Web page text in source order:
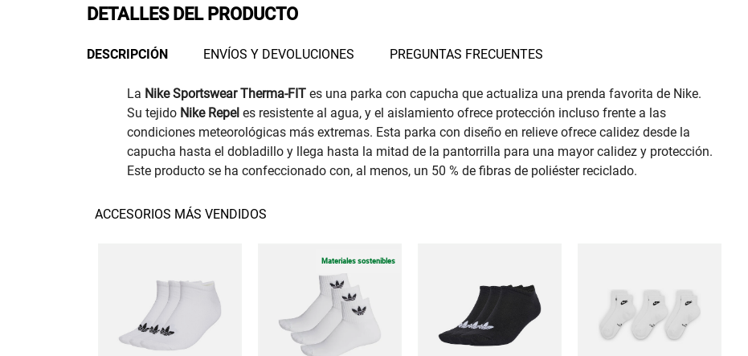
DETALLES DEL PRODUCTO
DESCRIPCIÓN ENVÍOS Y DEVOLUCIONES PREGUNTAS FRECUENTES
La Nike Sportswear Therma-FITes una parka con capucha que actualiza una prenda favorita de Nike.
Su tejidoNike Repel es resistente al agua, y el aislamiento ofrece protección incluso frente a las
condiciones meteorológicas más extremas. Esta parka con diseño en relieve ofrece calidez desde la
capucha hasta el dobladillo y llega hasta la mitad de la pantorrilla para una mayor calidez y protección.
Este producto se ha confeccionado con, al menos, un 50 % de fibras de poliéster reciclado.
ACCESORIOS MÁS VENDIDOS
Materiales sostenibles